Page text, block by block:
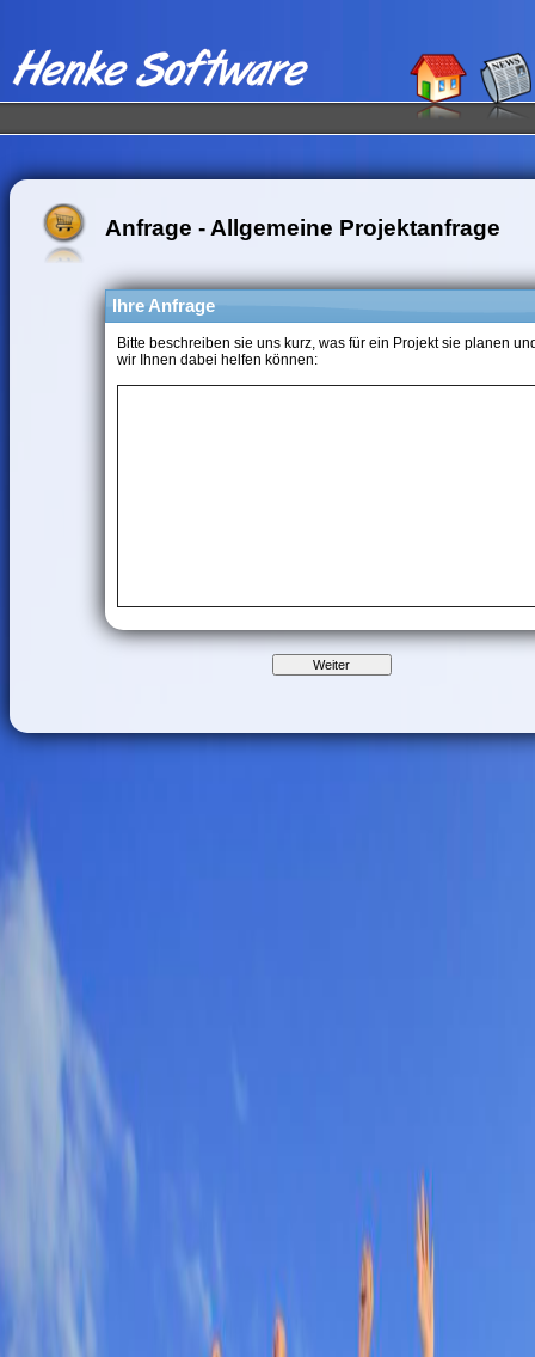
Anfrage - Allgemeine Projektanfrage
Ihre Anfrage
Bitte beschreiben sie uns kurz, was für ein Projekt sie planen
wir Ihnen dabei helfen können:
Weiter